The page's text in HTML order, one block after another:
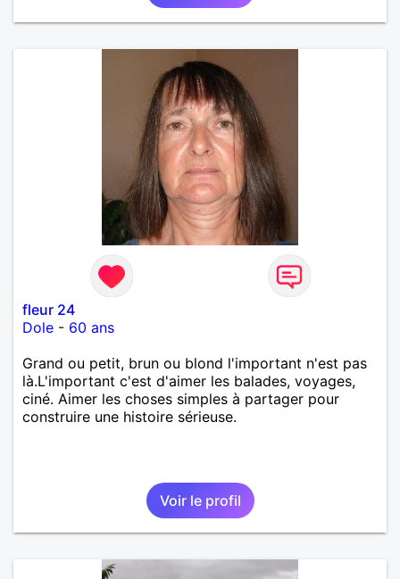
fleur 24
Dole - 60 ans
Grand ou petit, brun ou blond l'important n'est pas
là.L'important c'est d'aimer les balades, voyages,
ciné. Aimer les choses simples à partager pour
construire une histoire sérieuse.
Voir le profil